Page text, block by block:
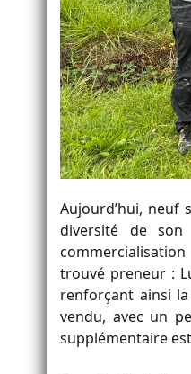
Aujourd’hui,
diversité de son
trouvé preneur :
renforçant ainsi
vendu, avec un
supplémentaire